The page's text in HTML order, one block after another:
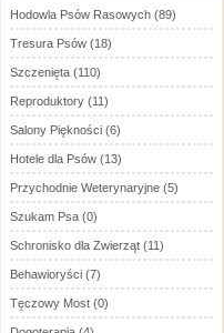
Hodowla Psów Rasowych (89)
Tresura Psów (18)
Szczenięta (110)
Reproduktory (11)
Salony Piękności (6)
Hotele dla Psów (13)
Przychodnie Weterynaryjne (5)
Szukam Psa (0)
Schronisko dla Zwierząt (11)
Behawioryści (7)
Tęczowy Most (0)